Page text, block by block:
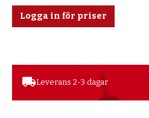
Logga in för priser
local_shippingLeverans 2-3 dagar